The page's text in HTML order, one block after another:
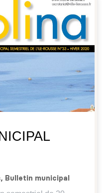
, Bulletin municipal